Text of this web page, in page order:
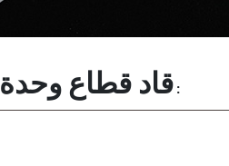
قاد قطاع وحدة حجم الرسم البياني :